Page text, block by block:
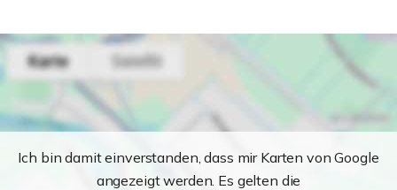
Ich bin damit einverstanden, dass mir Karten von Google
angezeigt werden. Es gelten die